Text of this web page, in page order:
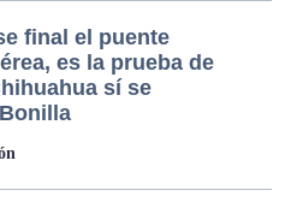
final el puente
es la prueba de
sí se